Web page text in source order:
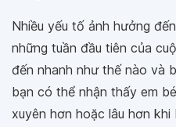
Nhiều yếu tố ảnh hưởng
những tuần đầu tiên của
đến nhanh như thế nào và
bạn có thể nhận thấy em
xuyên hơn hoặc lâu hơn